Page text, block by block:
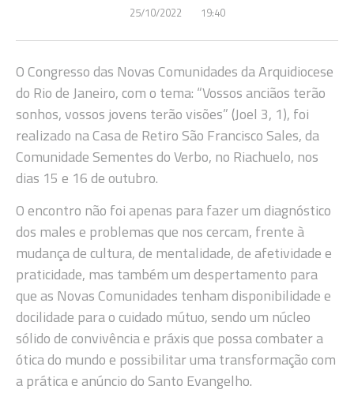
25/10/2022 19:40
O Congresso das Novas Comunidades da Arquidiocese
do Rio de Janeiro, com o tema: “Vossos anciãos terão
sonhos, vossos jovens terão visões” (Joel 3, 1), foi
realizado na Casa de Retiro São Francisco Sales, da
Comunidade Sementes do Verbo, no Riachuelo, nos
dias 15 e 16 de outubro.
O encontro não foi apenas para fazer um diagnóstico
dos males e problemas que nos cercam, frente à
mudança de cultura, de mentalidade, de afetividade e
praticidade, mas também um despertamento para
que as Novas Comunidades tenham disponibilidade e
docilidade para o cuidado mútuo, sendo um núcleo
sólido de convivência e práxis que possa combater a
ótica do mundo e possibilitar uma transformação com
a prática e anúncio do Santo Evangelho.